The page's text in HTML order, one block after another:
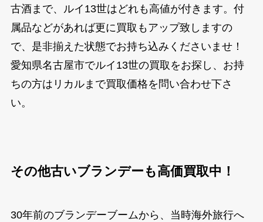
古酒まで、ルイ13世はどれも高値が付きます。付
属品などがあれば更に買取もアップ致しますの
で、是非揃えた状態でお持ち込みくださいませ！
愛知県名古屋市でルイ13世の買取をお探し、お持
ちの方はリカルまで買取価格を問い合わせ下さ
い。
その他古いブランデーも高価買取中！
30年前のブランデーブームから、当時海外旅行へ